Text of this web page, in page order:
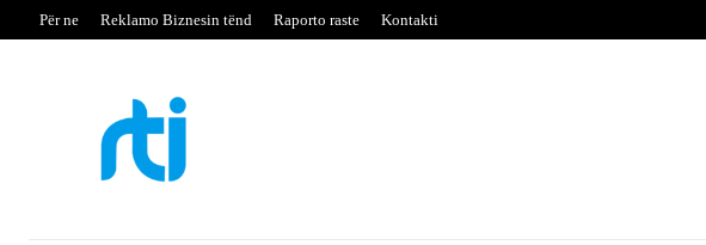
Për ne Reklamo Biznesin tënd Raporto raste Kontakti